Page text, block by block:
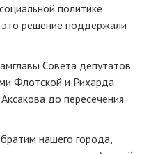
политике
решение поддержали
Совета депутатов
Флотской и Рихарда
до пересечения
нашего города,